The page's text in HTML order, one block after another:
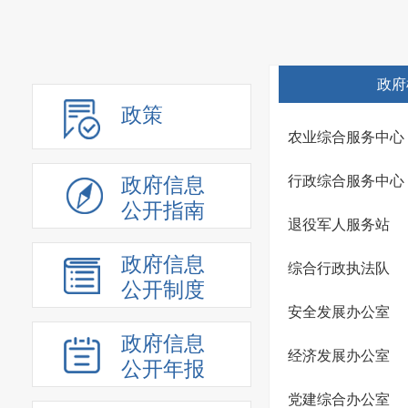
政策
政府信息
公开指南
政府信息
公开制度
政府信息
公开年报
政
农业综合服务中心
行政综合服务中心
退役军人服务站
综合行政执法队
安全发展办公室
经济发展办公室
党建综合办公室